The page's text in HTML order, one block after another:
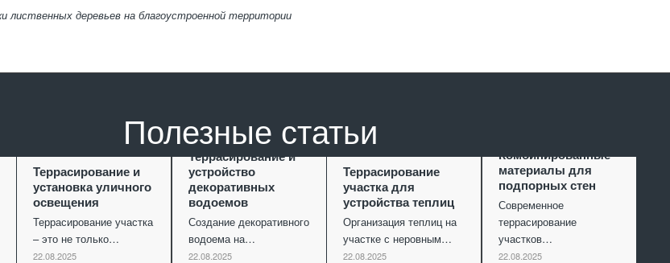
лиственных деревьев на благоустроенной территории
Полезные статьи
Террасирование и
установка уличного
освещения
Террасирование участка
– это не только…
22.08.2025
Террасирование и
устройство
декоративных
водоемов
Создание декоративного
водоема на…
22.08.2025
Террасирование
участка для
устройства теплиц
Организация теплиц на
участке с неровным…
22.08.2025
Комбинированные
материалы для
подпорных стен
Современное
террасирование
участков…
22.08.2025